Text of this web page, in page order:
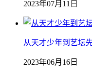
2023年07月11日
从天才少年到艺坛
2023年06月16日